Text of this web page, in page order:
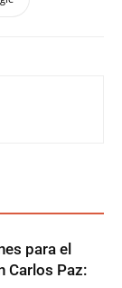
para el
Carlos Paz: